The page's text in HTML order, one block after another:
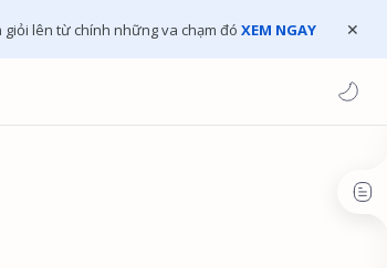
giỏi lên từ chính những va chạm đó XEM NGAY